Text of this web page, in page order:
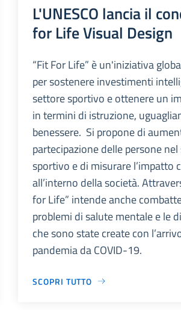
L'UNESCO lancia il
for Life Visual Design
“Fit For Life” è un'iniziativa
per sostenere investimenti
settore sportivo e ottenere un
in termini di istruzione,
benessere. Si propone di
partecipazione delle persone
sportivo e di misurare l’impatto
all’interno della società.
for Life” intende anche
problemi di salute mentale e le
che sono state create con
pandemia da COVID-19.
SCOPRI TUTTO